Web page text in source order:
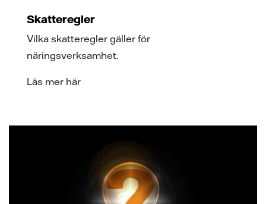
Skatteregler
Vilka skatteregler gäller för
näringsverksamhet.
Läs mer här